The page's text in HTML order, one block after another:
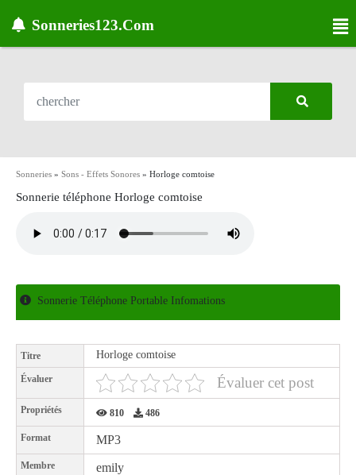
Sonneries123.Com
Sonneries » Sons - Effets Sonores » Horloge comtoise
Sonnerie téléphone Horloge comtoise
Sonnerie Téléphone Portable Infomations
Titre Horloge comtoise
Évaluer Évaluer cet post
Propriétés 810 486
Format MP3
Membre emily